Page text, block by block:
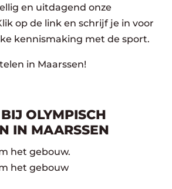
en uitdagend onze
op de link en schrijf je in voor
kennismaking met de sport.
in Maarssen!
OLYMPISCH
IN MAARSSEN
het gebouw.
het gebouw